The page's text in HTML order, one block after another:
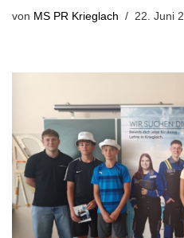
von MS PR Krieglach 22. Juni